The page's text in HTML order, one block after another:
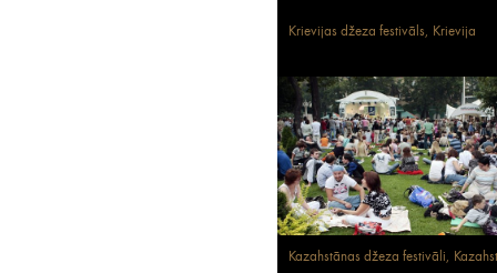
Krievijas džeza festivāls, Krievija
Kazahstānas džeza festivāli,